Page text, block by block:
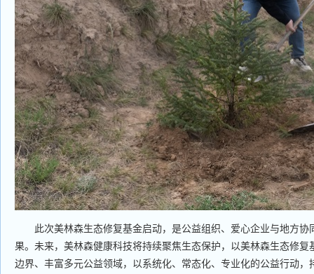
此次美林森生态修复基金启动，是公益组织、爱心企业与地方协
果。未来，美林森健康科技将持续聚焦生态保护，以美林森生态修复
边界、丰富多元公益领域，以系统化、常态化、专业化的公益行动，